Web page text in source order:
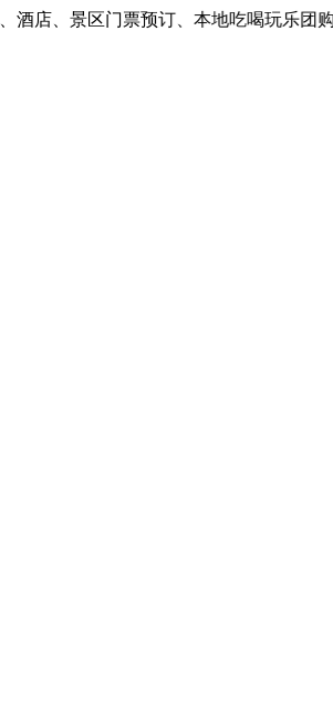
店、景区门票预订、本地吃喝玩乐团购。